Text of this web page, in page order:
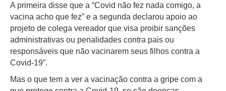
A primeira disse que a “Covid não fez nada comigo, a
vacina acho que fez” e a segunda declarou apoio ao
projeto de colega vereador que visa proibir sanções
administrativas ou penalidades contra pais ou
responsáveis que não vacinarem seus filhos contra a
Covid-19”.
Mas o que tem a ver a vacinação contra a gripe com a